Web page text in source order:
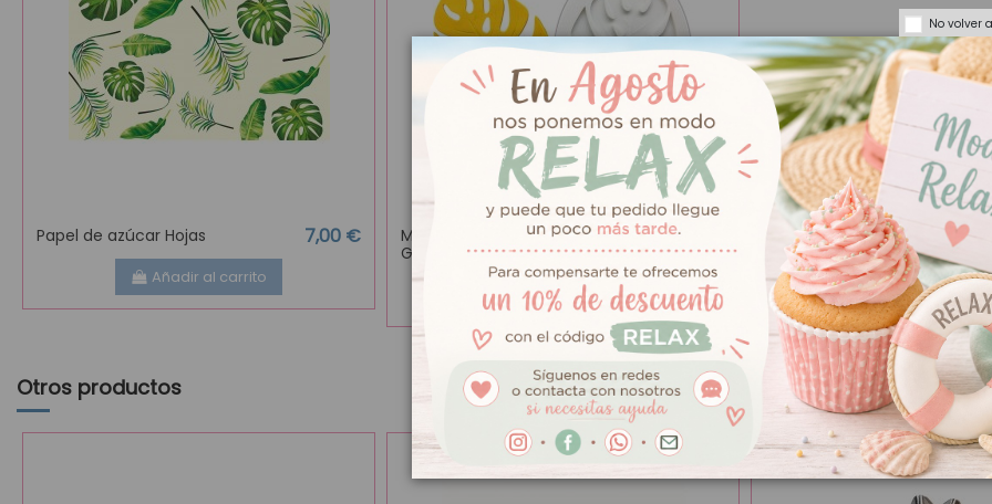
Papel de azúcar Hojas 7,00 €
Añadir al carrito
Molde de Silicona Hoja Tropical
Grande
7,95 €
Añadir al carrito
Otros productos
No volver